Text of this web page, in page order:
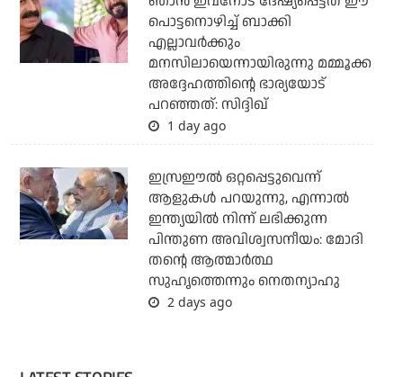
പൊട്ടനൊഴിച്ച് ബാക്കി
എല്ലാവര്‍ക്കും
മനസിലായെന്നായിരുന്നു മമ്മൂക്ക
അദ്ദേഹത്തിന്റെ ഭാര്യയോട്
പറഞ്ഞത്: സിദ്ദിഖ്
1 day ago
ഇസ്രഈല്‍ ഒറ്റപ്പെട്ടുവെന്ന്
ആളുകള്‍ പറയുന്നു, എന്നാല്‍
ഇന്ത്യയില്‍ നിന്ന് ലഭിക്കുന്ന
പിന്തുണ അവിശ്വസനീയം: മോദി
തന്റെ ആത്മാര്‍ത്ഥ
സുഹൃത്തെന്നും നെതന്യാഹു
2 days ago